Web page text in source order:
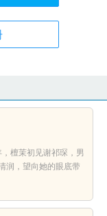
檀茉初见谢祁琛，男
润，望向她的眼底带